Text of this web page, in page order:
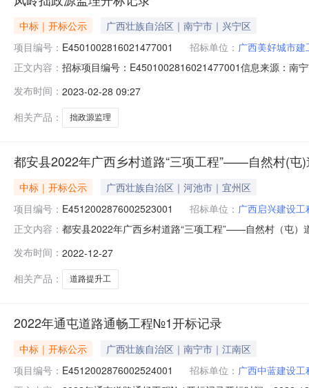
中标｜开标公示
广西壮族自治区｜南宁市｜兴宁区
项目编号： E4501002816021477001 招标单位： 广西美好城市
正文内容： 招标项目编号：E4501002816021477001信息来源：南
保证金金额:0.00元,投标文件递交时间:未上传,投标人名
发布时间： 2023-02-28 09:27
相关产品：
拙政源监理
都安县2022年广西乡村道路“三项工程”——自然村(屯
中标｜开标公示
广西壮族自治区｜河池市｜宜州区
项目编号： E4512002876002523001 招标单位： 广西启兴建设
正文内容： 都安县2022年广西乡村道路“三项工程”——自然村（屯
额:0.00元,投标文件递交时间:未上传,投标人名称:广西元
发布时间： 2022-12-27
相关产品：
道路提升工
2022年通屯道路通畅工程№1开标记录
中标｜开标公示
广西壮族自治区｜南宁市｜江南区
项目编号： E4512002876002524001 招标单位： 广西中蓝建设